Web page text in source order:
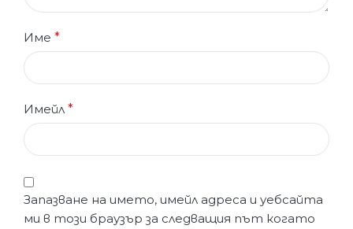
Име *
Имейл *
Запазване на името, имейл адреса и уебсайта
ми в този браузър за следващия път когато